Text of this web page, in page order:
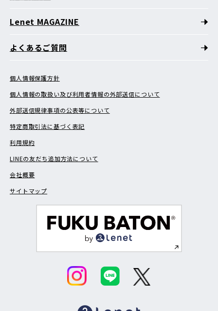
Lenet MAGAZINE
よくあるご質問
個人情報保護方針
個人情報の取扱い及び利用者情報の外部送信について
外部送信規律事項の公表等について
特定商取引法に基づく表記
利用規約
LINEの友だち追加方法について
会社概要
サイトマップ